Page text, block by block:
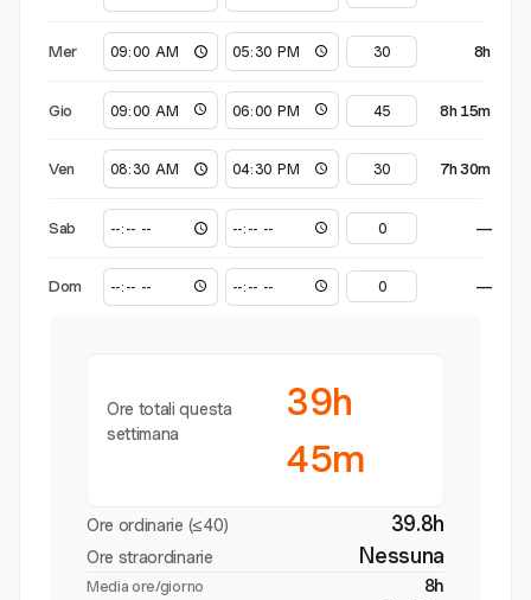
Mer 8h
Gio 8h 15m
Ven 7h 30m
Sab —
Dom —
Ore totali questa
settimana
39h
45m
Ore ordinarie (≤40) 39.8h
Ore straordinarie Nessuna
Media ore/giorno 8h